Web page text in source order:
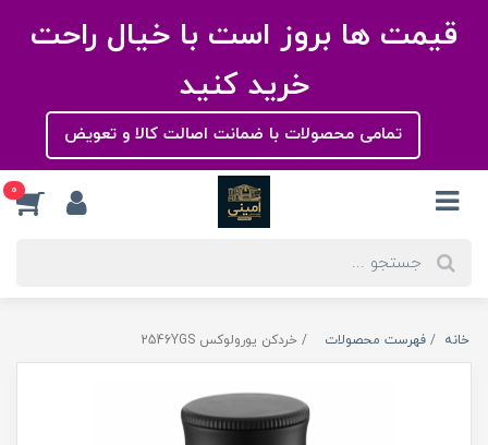
قیمت ها بروز است با خیال راحت
خرید کنید
تمامی محصولات با ضمانت اصالت کالا و تعویض
0
خانه فهرست محصولات خردکن یورولوکس 2546YGS